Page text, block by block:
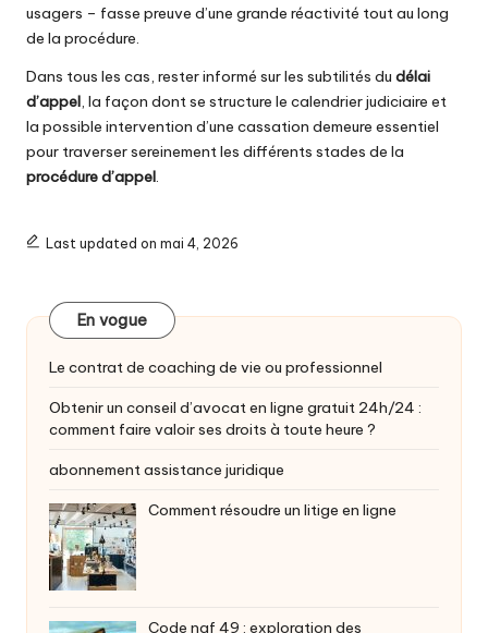
usagers – fasse preuve d’une grande réactivité tout au long
de la procédure.
Dans tous les cas, rester informé sur les subtilités du délai
d’appel, la façon dont se structure le calendrier judiciaire et
la possible intervention d’une cassation demeure essentiel
pour traverser sereinement les différents stades de la
procédure d’appel.
Last updated on mai 4, 2026
En vogue
Le contrat de coaching de vie ou professionnel
Obtenir un conseil d’avocat en ligne gratuit 24h/24 :
comment faire valoir ses droits à toute heure ?
abonnement assistance juridique
Comment résoudre un litige en ligne
Code naf 49 : exploration des